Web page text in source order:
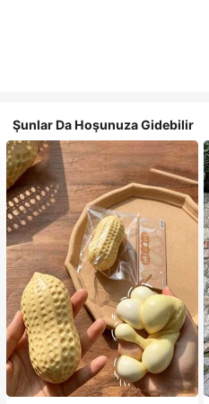
Şunlar Da Hoşunuza Gidebilir